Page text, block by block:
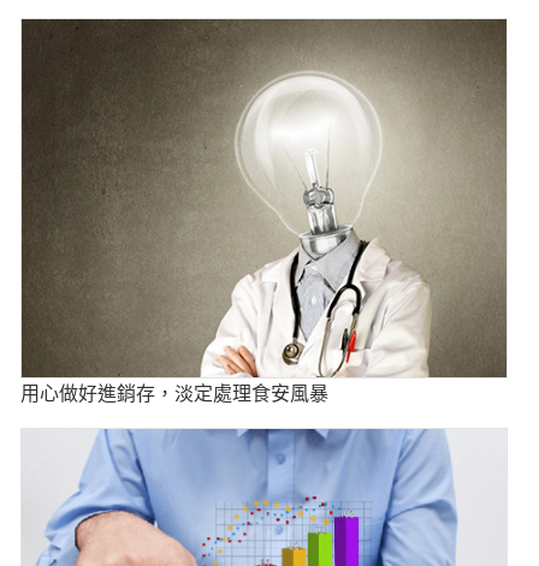
用心做好進銷存，淡定處理食安風暴